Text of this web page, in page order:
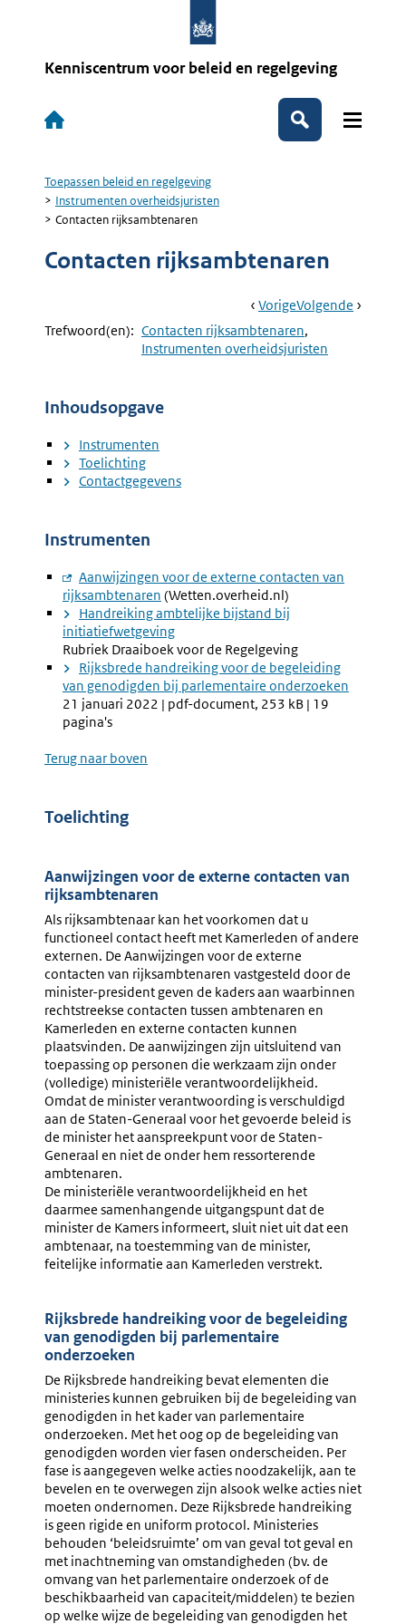
Kenniscentrum voor beleid en regelgeving
Hoofdnavigatie
Zoeken
Kruimelpad
Toepassen beleid en regelgeving
Instrumenten overheidsjuristen
Contacten rijksambtenaren
Contacten rijksambtenaren
Book
Navigation
Ga
Naar
VorigePagina:
Ga
Volgende Pagina:
Trefwoord(en): Contacten rijksambtenaren
Instrumenten overheidsjuristen
Inhoudsopgave
Instrumenten
Toelichting
Contactgegevens
Instrumenten
Externe
link:
Aanwijzingen voor de externe contacten van
rijksambtenaren (Wetten.overheid.nl)
Handreiking ambtelijke bijstand bij
initiatiefwetgeving
Rubriek Draaiboek voor de Regelgeving
Rijksbrede handreiking voor de begeleiding
van genodigden bij parlementaire onderzoeken
21 januari 2022 | pdf-document, 253 kB | 19
pagina's
Terug naar boven
Toelichting
Aanwijzingen voor de externe contacten van
rijksambtenaren
Als rijksambtenaar kan het voorkomen dat u
functioneel contact heeft met Kamerleden of andere
externen. De Aanwijzingen voor de externe
contacten van rijksambtenaren vastgesteld door de
minister-president geven de kaders aan waarbinnen
rechtstreekse contacten tussen ambtenaren en
Kamerleden en externe contacten kunnen
plaatsvinden. De aanwijzingen zijn uitsluitend van
toepassing op personen die werkzaam zijn onder
(volledige) ministeriële verantwoordelijkheid.
Omdat de minister verantwoording is verschuldigd
aan de Staten-Generaal voor het gevoerde beleid is
de minister het aanspreekpunt voor de Staten-
Generaal en niet de onder hem ressorterende
ambtenaren.
De ministeriële verantwoordelijkheid en het
daarmee samenhangende uitgangspunt dat de
minister de Kamers informeert, sluit niet uit dat een
ambtenaar, na toestemming van de minister,
feitelijke informatie aan Kamerleden verstrekt.
Rijksbrede handreiking voor de begeleiding
van genodigden bij parlementaire
onderzoeken
De Rijksbrede handreiking bevat elementen die
ministeries kunnen gebruiken bij de begeleiding van
genodigden in het kader van parlementaire
onderzoeken. Met het oog op de begeleiding van
genodigden worden vier fasen onderscheiden. Per
fase is aangegeven welke acties noodzakelijk, aan te
bevelen en te overwegen zijn alsook welke acties niet
moeten ondernomen. Deze Rijksbrede handreiking
is geen rigide en uniform protocol. Ministeries
behouden ‘beleidsruimte’ om van geval tot geval en
met inachtneming van omstandigheden (bv. de
omvang van het parlementaire onderzoek of de
beschikbaarheid van capaciteit/middelen) te bezien
op welke wijze de begeleiding van genodigden het